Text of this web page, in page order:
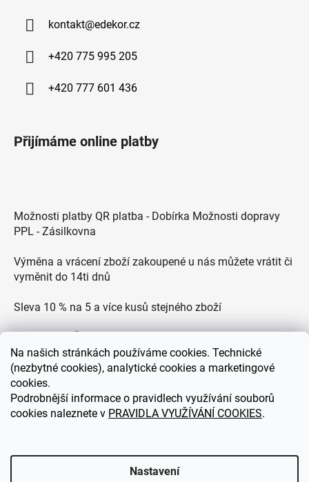
Na našich stránkách používáme cookies. Technické
(nezbytné cookies), analytické cookies a marketingové
cookies.
Podrobnější informace o pravidlech využívání souborů
cookies naleznete v PRAVIDLA VYUŽÍVÁNÍ COOKIES.
Nastavení
kontakt@edekor.cz
+420 775 995 205
+420 777 601 436
Přijímáme online platby
Možnosti platby QR platba - Dobírka Možnosti dopravy
PPL - Zásilkovna
Výměna a vrácení zboží zakoupené u nás můžete vrátit či
vyměnit do 14ti dnů
Sleva 10 % na 5 a více kusů stejného zboží
Zákaznická podpora každý všední den od 9.00 do 18.00
hodin
eDEKOR.cz